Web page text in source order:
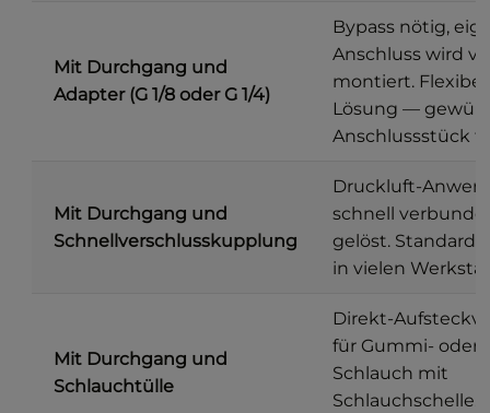
Mit Durchgang und
Adapter (G 1/8 oder G 1/4)
Bypass nötig,
Anschluss wird
montiert.
Lösung —
Anschlussstück
Mit Durchgang und
Schnellverschlusskupplung
Druckluft-
schnell
gelöst.
in vielen
Mit Durchgang und
Schlauchtülle
Direkt-
für Gummi- oder
Schlauch mit
Schlauchschelle.